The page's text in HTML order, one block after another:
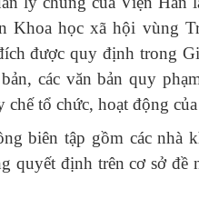
Khoa học xã hội vùng
được quy định trong
các văn bản quy
chế tổ chức, hoạt động
biên tập gồm các nhà
quyết định trên cơ sở